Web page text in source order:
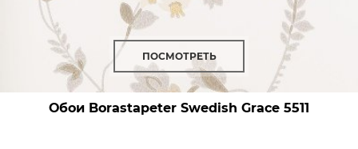
ПОСМОТРЕТЬ
Обои Borastapeter Swedish Grace 5511